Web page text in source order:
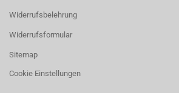
Widerrufsbelehrung
Widerrufsformular
Sitemap
Cookie Einstellungen